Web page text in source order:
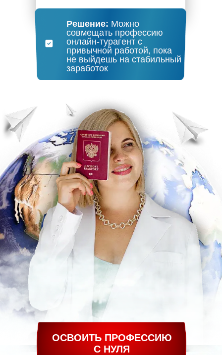
Решение: Можно
совмещать профессию
онлайн-турагент с
привычной работой, пока
не выйдешь на стабильный
заработок
ОСВОИТЬ ПРОФЕССИЮ
С НУЛЯ